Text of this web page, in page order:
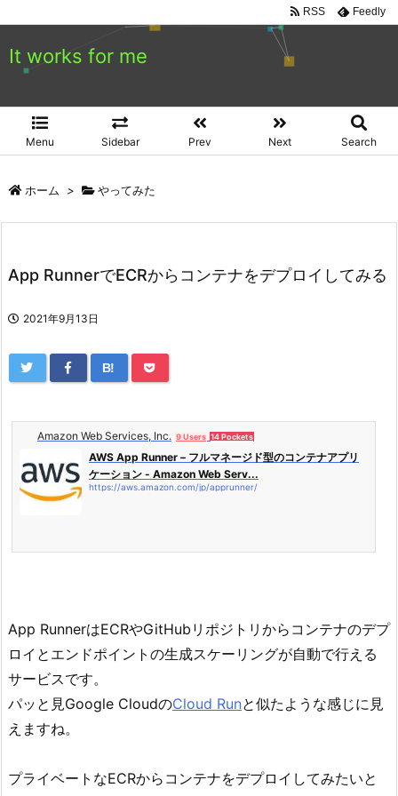
It works for me
Menu Sidebar Prev Next Search
RSS Feedly
ホーム > やってみた
App RunnerでECRからコンテナをデプロイしてみる
2021年9月13日
B!
Amazon Web Services, Inc. 9 Users 14 Pockets
AWS App Runner – フルマネージド型のコンテナアプリ
ケーション - Amazon Web Serv...
https://aws.amazon.com/jp/apprunner/
App RunnerはECRやGitHubリポジトリからコンテナのデプ
ロイとエンドポイントの生成スケーリングが自動で行える
サービスです。
パッと見Google CloudのCloud Runと似たような感じに見
えますね。
プライベートなECRからコンテナをデプロイしてみたいと